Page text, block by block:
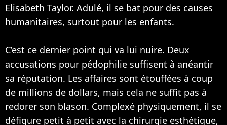
Elisabeth Taylor. Adulé, il se bat pour des causes
humanitaires, surtout pour les enfants.
C’est ce dernier point qui va lui nuire. Deux
accusations pour pédophilie suffisent à anéantir
sa réputation. Les affaires sont étouffées à coup
de millions de dollars, mais cela ne suffit pas à
redorer son blason. Complexé physiquement, il se
défigure petit à petit avec la chirurgie esthétique,